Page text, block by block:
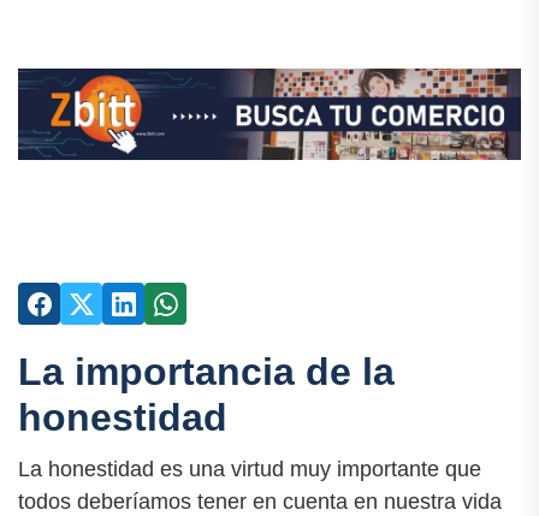
La importancia de la
honestidad
La honestidad es una virtud muy importante que
todos deberíamos tener en cuenta en nuestra vida